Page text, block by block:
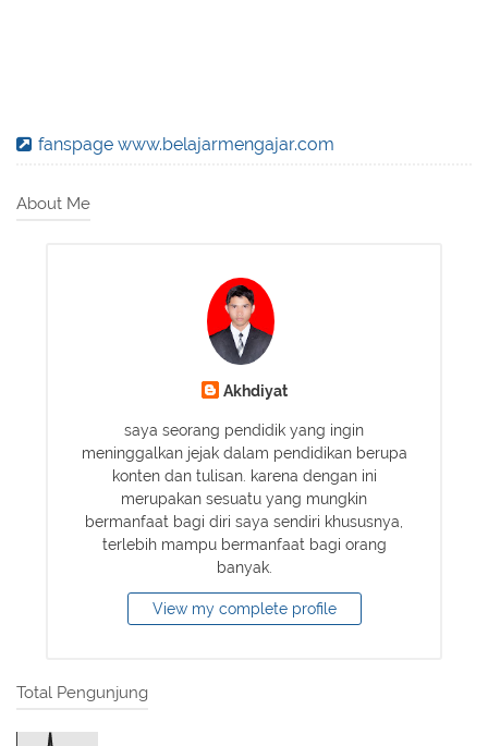
fanspage www.belajarmengajar.com
About Me
Akhdiyat
saya seorang pendidik yang ingin
meninggalkan jejak dalam pendidikan berupa
konten dan tulisan. karena dengan ini
merupakan sesuatu yang mungkin
bermanfaat bagi diri saya sendiri khususnya,
terlebih mampu bermanfaat bagi orang
banyak.
View my complete profile
Total Pengunjung